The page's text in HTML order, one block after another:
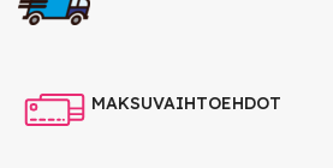
MAKSUVAIHTOEHDOT